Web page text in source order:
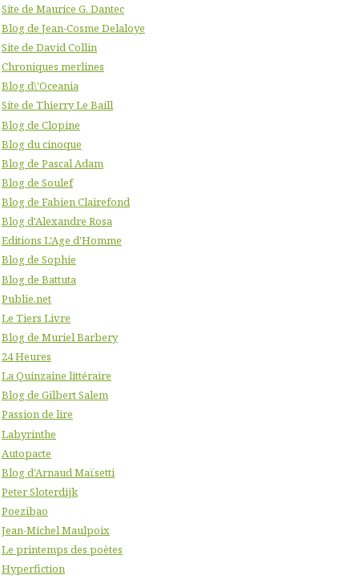
Site de Maurice G. Dantec
Blog de Jean-Cosme Delaloye
Site de David Collin
Chroniques merlines
Blog d\'Oceania
Site de Thierry Le Baill
Blog de Clopine
Blog du cinoque
Blog de Pascal Adam
Blog de Soulef
Blog de Fabien Clairefond
Blog d'Alexandre Rosa
Editions L'Age d'Homme
Blog de Sophie
Blog de Battuta
Publie.net
Le Tiers Livre
Blog de Muriel Barbery
24 Heures
La Quinzaine littéraire
Blog de Gilbert Salem
Passion de lire
Labyrinthe
Autopacte
Blog d'Arnaud Maïsetti
Peter Sloterdijk
Poezibao
Jean-Michel Maulpoix
Le printemps des poètes
Hyperfiction